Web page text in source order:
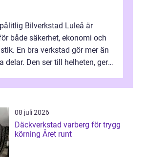
Bilverkstad Luleå är
både säkerhet, ekonomi och
En bra verkstad gör mer än
delar. Den ser till helheten, ger
08 juli 2026
Däckverkstad varberg för trygg
körning Året runt